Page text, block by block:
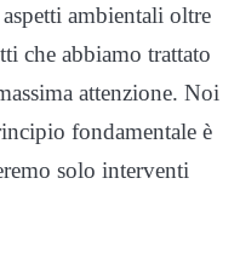
ambientali oltre
che abbiamo trattato
attenzione. Noi
fondamentale è
solo interventi